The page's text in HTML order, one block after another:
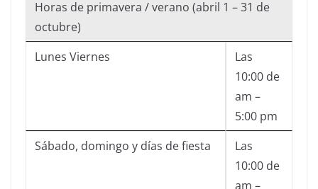
Horas de primavera / verano (abril 1 – 31 de
octubre)
Lunes Viernes
Las
10:00 de
am –
5:00 pm
Sábado, domingo y días de fiesta
Las
10:00 de
am –